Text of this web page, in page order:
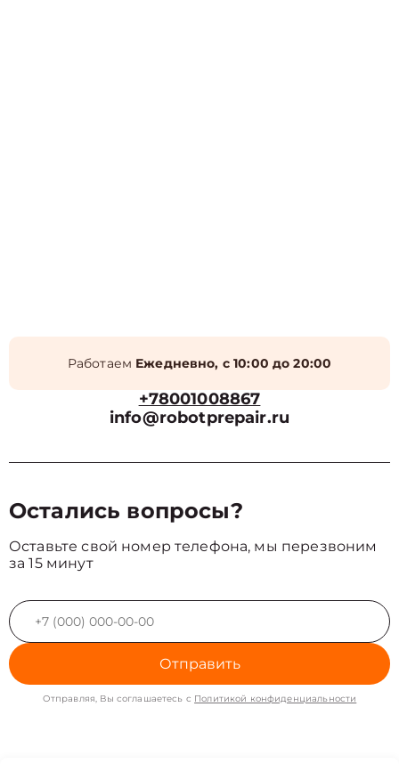
Работаем Ежедневно, с 10:00 до 20:00
+78001008867
info@robotprepair.ru
Остались вопросы?
Оставьте свой номер телефона, мы перезвоним
за 15 минут
Отправить
Отправляя, Вы соглашаетесь с Политикой конфиденциальности